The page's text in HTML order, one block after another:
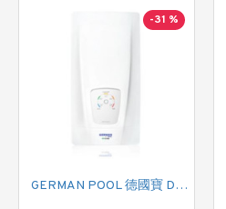
-31 %
GERMAN POOL 德國寶 DCN 即熱式電熱水爐